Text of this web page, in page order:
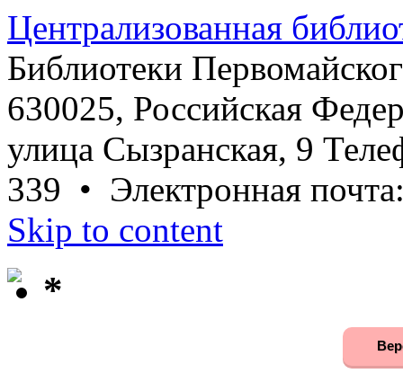
Централизованная
Библиотеки
630025, Российская
улица Сызранская, 9
339 • Электронная
Skip to content
*